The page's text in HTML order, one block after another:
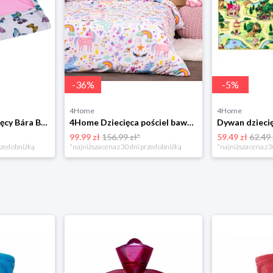
Bellatex Koc dziecięcy Bára Butterfly różowy, 75 x 100 cm
obniżką
-36%
4Home
4Home Dziecięca pościel bawełniana Unicorns, 140 x 200 cm, 70 x 90 cm
99.99 zł156.99 zł*
*najniższa cena z 30 dni przed obniżką
-5%
4Home
59.49 zł62.49
*najniższa cena z